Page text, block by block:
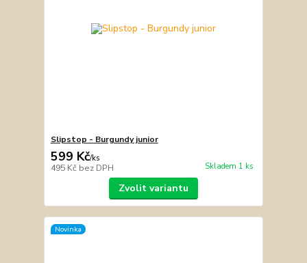
Slipstop - Burgundy junior
599 Kč/ks
495 Kč bez DPH Skladem 1 ks
Zvolit variantu
Novinka